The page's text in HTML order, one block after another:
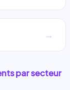
→
par secteur